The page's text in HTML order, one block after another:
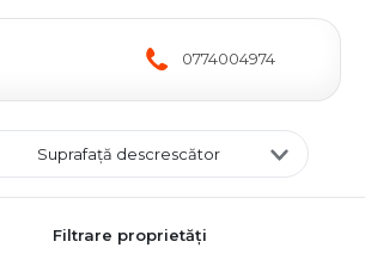
0774004974
Suprafață descrescător
Filtrare proprietăți